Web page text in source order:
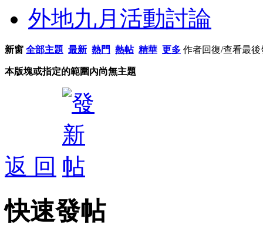
外地九月活動討論
新窗 全部主題 最新 熱門 熱帖 精華 更多 作者回復/查看最後
本版塊或指定的範圍內尚無主題
返 回
快速發帖